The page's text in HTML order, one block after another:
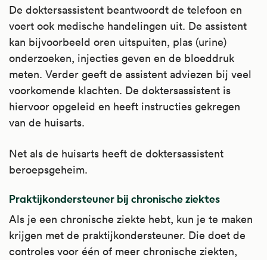
De doktersassistent beantwoordt de telefoon en
voert ook medische handelingen uit. De assistent
kan bijvoorbeeld oren uitspuiten, plas (urine)
onderzoeken, injecties geven en de bloeddruk
meten. Verder geeft de assistent adviezen bij veel
voorkomende klachten. De doktersassistent is
hiervoor opgeleid en heeft instructies gekregen
van de huisarts.
Net als de huisarts heeft de doktersassistent
beroepsgeheim.
Praktijkondersteuner bij chronische ziektes
Als je een chronische ziekte hebt, kun je te maken
krijgen met de praktijkondersteuner. Die doet de
controles voor één of meer chronische ziekten,